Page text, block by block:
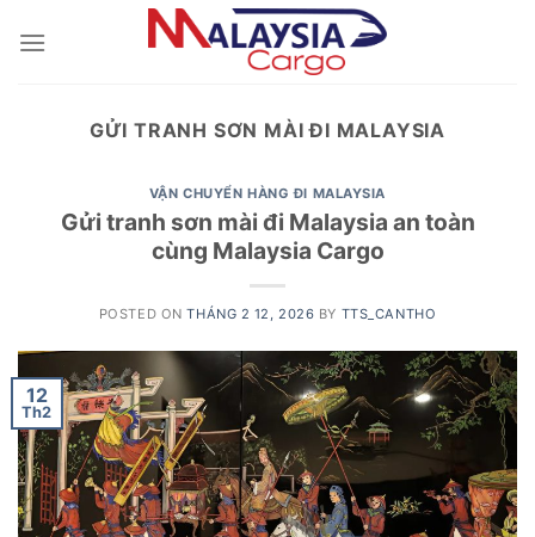
GỬI TRANH SƠN MÀI ĐI MALAYSIA
VẬN CHUYỂN HÀNG ĐI MALAYSIA
Gửi tranh sơn mài đi Malaysia an toàn
cùng Malaysia Cargo
POSTED ONTHÁNG 2 12, 2026 BY TTS_CANTHO
12
Th2